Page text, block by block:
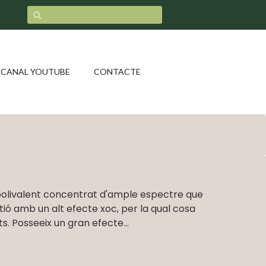
CANAL YOUTUBE CONTACTE
concentrat d'ample espectre que
amb un alt efecte xoc, per la qual cosa
Posseeix un gran efecte...